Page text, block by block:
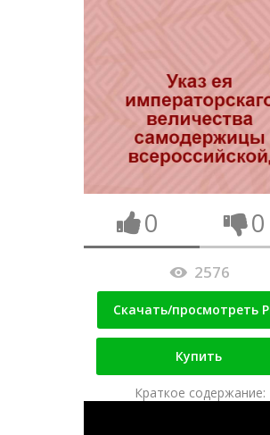
0 0
2576
Скачать/просмотреть
Купить
Краткое содержание: